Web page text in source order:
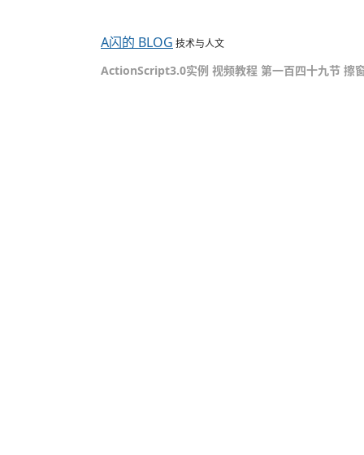
A闪的 BLOG 技术与人文
ActionScript3.0实例 视频教程 第一百四十九节 擦